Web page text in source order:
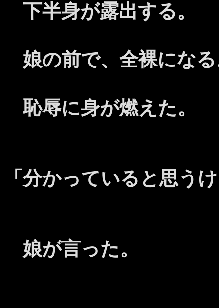
下半身が露出する。
娘の前で、全裸にな
恥辱に身が燃えた。
「分かっていると思う
娘が言った。